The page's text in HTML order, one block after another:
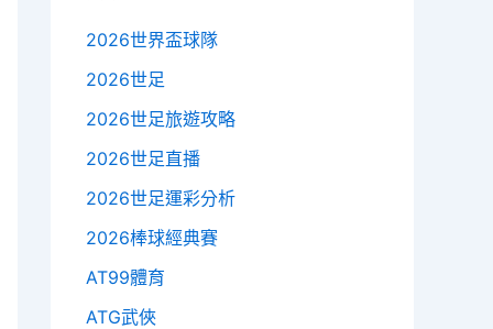
2026世界盃球隊
2026世足
2026世足旅遊攻略
2026世足直播
2026世足運彩分析
2026棒球經典賽
AT99體育
ATG武俠